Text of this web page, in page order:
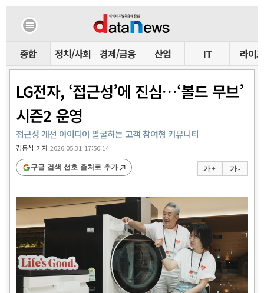
종합 정치/사회 경제/금융 산업 IT 라이프
LG전자, ‘접근성’에 진심…‘볼드 무브’
시즌2 운영
접근성 개선 아이디어 발굴하는 고객 참여형 커뮤니티
강동식 기자2026.05.31 17:50:14
가 + 가 -
구글 검색 선호 출처로 추가